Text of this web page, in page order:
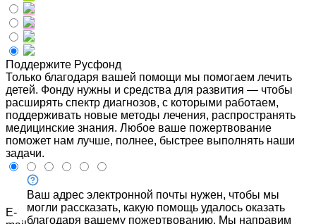
Поддержите Русфонд
Только благодаря вашей помощи мы помогаем лечить
детей. Фонду нужны и средства для развития — чтобы
расширять спектр диагнозов, с которыми работаем,
поддерживать новые методы лечения, распространять
медицинские знания. Любое ваше пожертвование
поможет нам лучше, полнее, быстрее выполнять наши
задачи.
E-
Ваш адрес электронной почты нужен, чтобы мы
могли рассказать, какую помощь удалось оказать
благодаря вашему пожертвованию. Мы направим